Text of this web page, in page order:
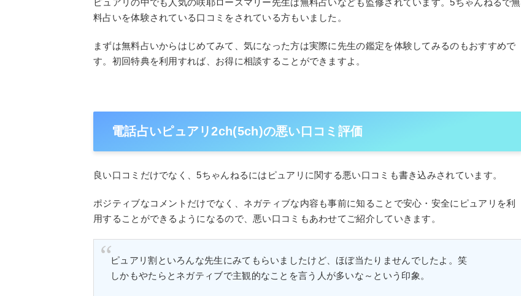
ピュアリの中でも人気の咲耶ローズマリー先生は無料占いなども監修されています。5ちゃんねるで無
料占いを体験されている口コミをされている方もいました。
まずは無料占いからはじめてみて、気になった方は実際に先生の鑑定を体験してみるのもおすすめで
す。初回特典を利用すれば、お得に相談することができますよ。
電話占いピュアリ2ch(5ch)の悪い口コミ評価
良い口コミだけでなく、5ちゃんねるにはピュアリに関する悪い口コミも書き込みされています。
ポジティブなコメントだけでなく、ネガティブな内容も事前に知ることで安心・安全にピュアリを利
用することができるようになるので、悪い口コミもあわせてご紹介していきます。
ピュアリ割といろんな先生にみてもらいましたけど、ほぼ当たりませんでしたよ。笑
しかもやたらとネガティブで主観的なことを言う人が多いな～という印象。